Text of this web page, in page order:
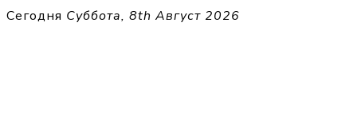
Перейти
Сегодня Суббота, 8th Август 2026